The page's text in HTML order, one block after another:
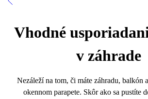
Vhodné
v záhrade
Nezáleží na tom, či máte záhradu, balkón
okennom parapete. Skôr ako sa pustíte